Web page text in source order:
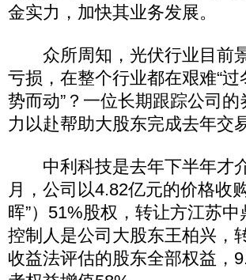
金实力，加快其业务发展。
众所周知，光伏行业目前
亏损，在整个行业都在艰难“
势而动”？一位长期跟踪公司
力以赴帮助大股东完成去年交
中利科技是去年下半年才
月，公司以4.82亿元的价格收
晖”）51%股权，转让方江苏
控制人是公司大股东王柏兴，
收益法评估的股东全部权益，